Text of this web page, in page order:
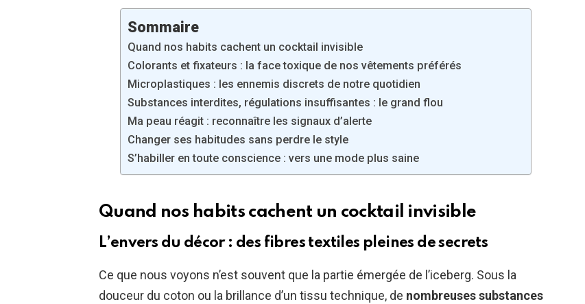
Sommaire
Quand nos habits cachent un cocktail invisible
Colorants et fixateurs : la face toxique de nos vêtements préférés
Microplastiques : les ennemis discrets de notre quotidien
Substances interdites, régulations insuffisantes : le grand flou
Ma peau réagit : reconnaître les signaux d’alerte
Changer ses habitudes sans perdre le style
S’habiller en toute conscience : vers une mode plus saine
Quand nos habits cachent un cocktail invisible
L’envers du décor : des fibres textiles pleines de secrets
Ce que nous voyons n’est souvent que la partie émergée de l’iceberg. Sous la
douceur du coton ou la brillance d’un tissu technique, de nombreuses substances